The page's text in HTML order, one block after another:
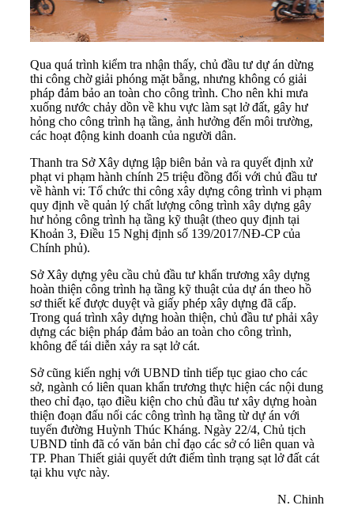
Qua quá trình kiểm tra nhận thấy, chủ đầu tư dự án dừng
thi công chờ giải phóng mặt bằng, nhưng không có giải
pháp đảm bảo an toàn cho công trình. Cho nên khi mưa
xuống nước chảy dồn về khu vực làm sạt lở đất, gây hư
hỏng cho công trình hạ tầng, ảnh hưởng đến môi trường,
các hoạt động kinh doanh của người dân.
Thanh tra Sở Xây dựng lập biên bản và ra quyết định xử
phạt vi phạm hành chính 25 triệu đồng đối với chủ đầu tư
về hành vi: Tổ chức thi công xây dựng công trình vi phạm
quy định về quản lý chất lượng công trình xây dựng gây
hư hỏng công trình hạ tầng kỹ thuật (theo quy định tại
Khoản 3, Điều 15 Nghị định số 139/2017/NĐ-CP của
Chính phủ).
Sở Xây dựng yêu cầu chủ đầu tư khẩn trương xây dựng
hoàn thiện công trình hạ tầng kỹ thuật của dự án theo hồ
sơ thiết kế được duyệt và giấy phép xây dựng đã cấp.
Trong quá trình xây dựng hoàn thiện, chủ đầu tư phải xây
dựng các biện pháp đảm bảo an toàn cho công trình,
không để tái diễn xảy ra sạt lở cát.
Sở cũng kiến nghị với UBND tỉnh tiếp tục giao cho các
sở, ngành có liên quan khẩn trương thực hiện các nội dung
theo chỉ đạo, tạo điều kiện cho chủ đầu tư xây dựng hoàn
thiện đoạn đấu nối các công trình hạ tầng từ dự án với
tuyến đường Huỳnh Thúc Kháng. Ngày 22/4, Chủ tịch
UBND tỉnh đã có văn bản chỉ đạo các sở có liên quan và
TP. Phan Thiết giải quyết dứt điểm tình trạng sạt lở đất cát
tại khu vực này.
N. Chinh